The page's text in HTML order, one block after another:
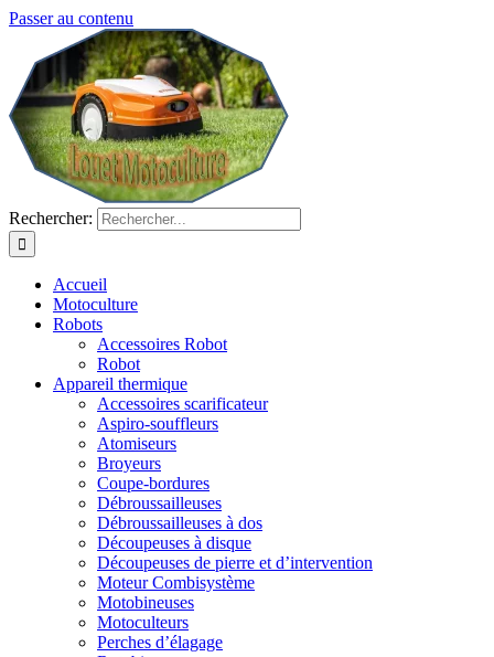
Passer au contenu
Rechercher:
Accueil
Motoculture
Robots
Accessoires Robot
Robot
Appareil thermique
Accessoires scarificateur
Aspiro-souffleurs
Atomiseurs
Broyeurs
Coupe-bordures
Débroussailleuses
Débroussailleuses à dos
Découpeuses à disque
Découpeuses de pierre et d’intervention
Moteur Combisystème
Motobineuses
Motoculteurs
Perches d’élagage